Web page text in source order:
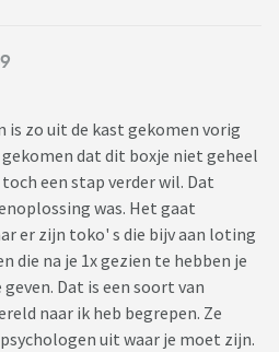
is zo uit de kast gekomen vorig
dat dit boxje niet geheel
een stap verder wil. Dat
was. Het gaat
er zijn toko' s die bijv aan loting
die na je 1x gezien te hebben je
Dat is een soort van
naar ik heb begrepen. Ze
uit waar je moet zijn.